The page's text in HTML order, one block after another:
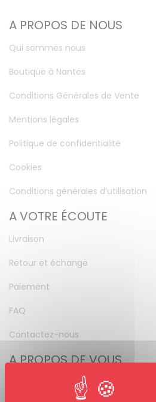
A PROPOS DE NOUS
Qui sommes nous
Boutique à Nantes
Conditions Générales de Vente
Mentions légales
Politique de confidentialité
Cookies
Conditions générales d’utilisation
A VOTRE ÉCOUTE
Livraison
Retour et échange
Paiement
FAQ
Contactez-nous
A PROPOS DE VOUS